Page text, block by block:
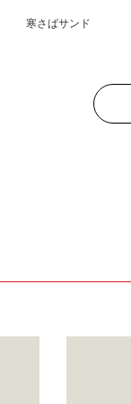
寒さばサンド